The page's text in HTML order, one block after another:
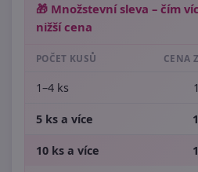
🎁 Množstevní sleva – čím
nižší cena
POČET KUSŮ CENA
1–4 ks
5 ks a více
10 ks a více